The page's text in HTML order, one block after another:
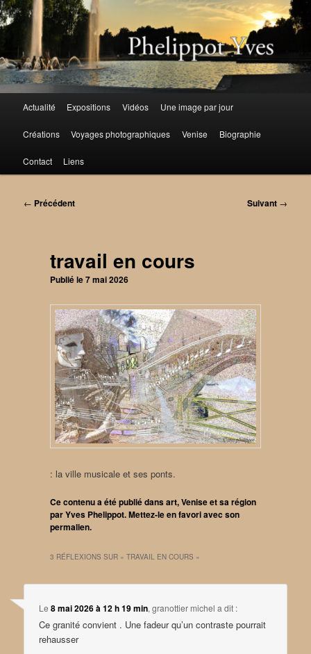
Aller
au
contenu
principal
Actualité Expositions Vidéos Une image par jour
Créations Voyages photographiques Venise Biographie
Contact Liens
Navigation
← Précédent Suivant →
travail en cours
Publié le7 mai 2026
: la ville musicale et ses ponts.
Ce contenu a été publié dansart,Venise et sa région
parYves Phelippot. Mettez-le en favori avec son
permalien.
3 RÉFLEXIONS SUR «TRAVAIL EN COURS »
Le8 mai 2026 à 12 h 19 min,granottier michel a dit :
Ce granité convient . Une fadeur qu’un contraste pourrait
rehausser